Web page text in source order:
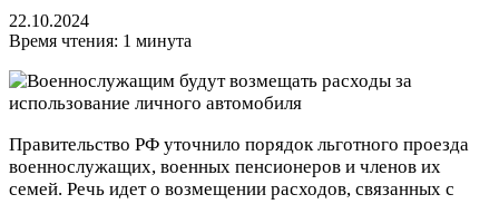
22.10.2024
Время чтения: 1 минута
Правительство РФ уточнило порядок льготного проезда
военнослужащих, военных пенсионеров и членов их
семей. Речь идет о возмещении расходов, связанных с